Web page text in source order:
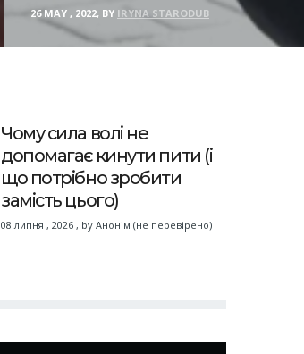
26 MAY , 2022, BY IRYNA STARODUB
Чому сила волі не
допомагає кинути пити (і
що потрібно зробити
замість цього)
08 липня , 2026, by Анонім (не перевірено)